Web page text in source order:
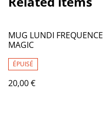
MUG LUNDI FREQUENCE
MAGIC
ÉPUISÉ
20,00 €